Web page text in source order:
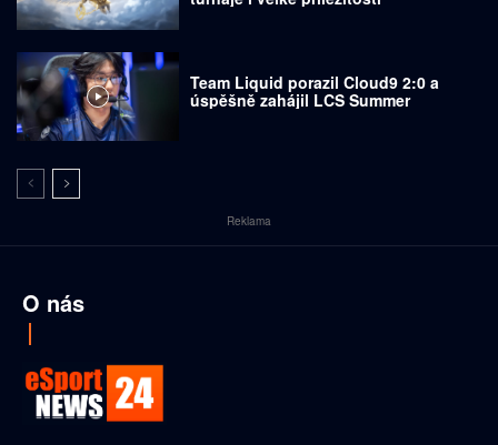
Team Liquid porazil Cloud9 2:0 a
úspěšně zahájil LCS Summer
Reklama
O nás